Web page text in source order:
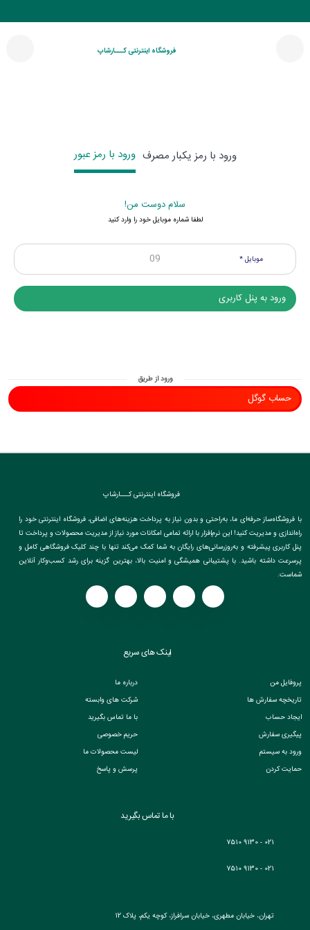
فروشگاه اینترنتی کـــارشاپ
ورود با رمز یکبار مصرف ورود با رمز عبور
سلام دوست من!
لطفا شماره موبایل خود را وارد کنید
موبایل *
ورود از طریق
حساب گوگل
فروشگاه اینترنتی کـــارشاپ
با فروشگاه‌ساز حرفه‌ای ما، به‌راحتی و بدون نیاز به پرداخت هزینه‌های اضافی، فروشگاه اینترنتی خود را
راه‌اندازی و مدیریت کنید! این نرم‌افزار با ارائه تمامی امکانات مورد نیاز از مدیریت محصولات و پرداخت تا
پنل کاربری پیشرفته و به‌روزرسانی‌های رایگان به شما کمک می‌کند تنها با چند کلیک فروشگاهی کامل و
پرسرعت داشته باشید. با پشتیبانی همیشگی و امنیت بالا، بهترین گزینه برای رشد کسب‌وکار آنلاین
شماست.
لینک های سریع
پروفایل من
تاریخچه سفارش ها
ایجاد حساب
پیگیری سفارش
ورود به سیستم
حمایت کردن
درباره ما
شرکت های وابسته
با ما تماس بگیرید
حریم خصوصی
لیست محصولات ما
پرسش و پاسخ
با ما تماس بگیرید
021 - 9130 7510
021 - 9130 7510
تهران، خیابان مطهری، خیابان سرافراز، کوچه یکم، پلاک 12